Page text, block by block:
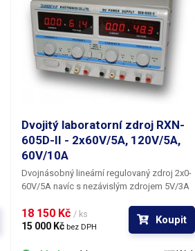
Dvojitý laboratorní zdroj RXN-
605D-II - 2x60V/5A, 120V/5A,
60V/10A
Dvojnásobný lineární regulovaný zdroj 2x0-
60V/5A navíc s nezávislým zdrojem 5V/3A
obvodů. Oba zdroje jsou ovládány zcela
nezávisle a stejně nezávislé-tedy
18 150 Kč / ks
15 000 Kč bez DPH
Koupit